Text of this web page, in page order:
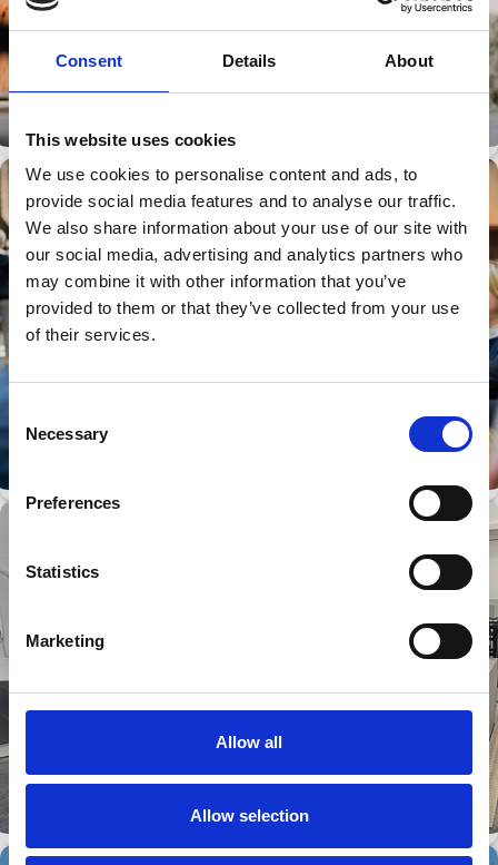
Consent Details About
This website uses cookies
We use cookies to personalise content and ads, to
provide social media features and to analyse our traffic.
We also share information about your use of our site with
our social media, advertising and analytics partners who
may combine it with other information that you’ve
provided to them or that they’ve collected from your use
of their services.
Selection
Necessary
Preferences
Statistics
Marketing
Allow all
Allow selection